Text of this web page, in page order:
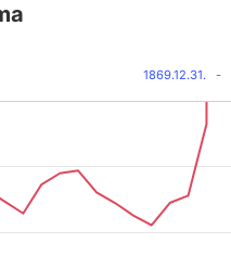
1869.12.31. -